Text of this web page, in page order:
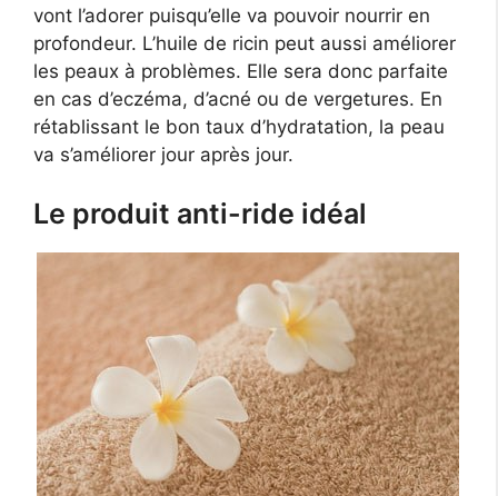
vont l’adorer puisqu’elle va pouvoir nourrir en
profondeur. L’huile de ricin peut aussi améliorer
les peaux à problèmes. Elle sera donc parfaite
en cas d’eczéma, d’acné ou de vergetures. En
rétablissant le bon taux d’hydratation, la peau
va s’améliorer jour après jour.
Le produit anti-ride idéal